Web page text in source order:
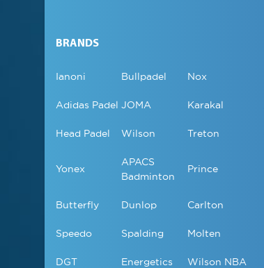
BRANDS
Ianoni Bullpadel Nox
Adidas Padel JOMA Karakal
Head Padel Wilson Treton
Yonex
APACS
Badminton
Prince
Butterfly Dunlop Carlton
Speedo Spalding Molten
DGT Energetics Wilson NBA